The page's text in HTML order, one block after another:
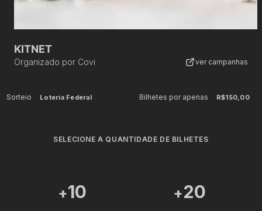
KITNET
Organizado por Covi ver campanhas
Sorteio Loteria Federal Bilhetes por apenas R$150,00
SELECIONE A QUANTIDADE DE BILHETES
+10 +20